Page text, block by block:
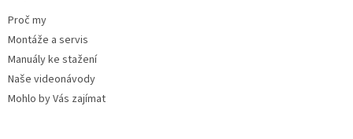
Proč my
Montáže a servis
Manuály ke stažení
Naše videonávody
Mohlo by Vás zajímat